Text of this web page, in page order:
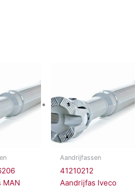
MAN
Aandrijfassen
41210212
Aandrijfas Iveco